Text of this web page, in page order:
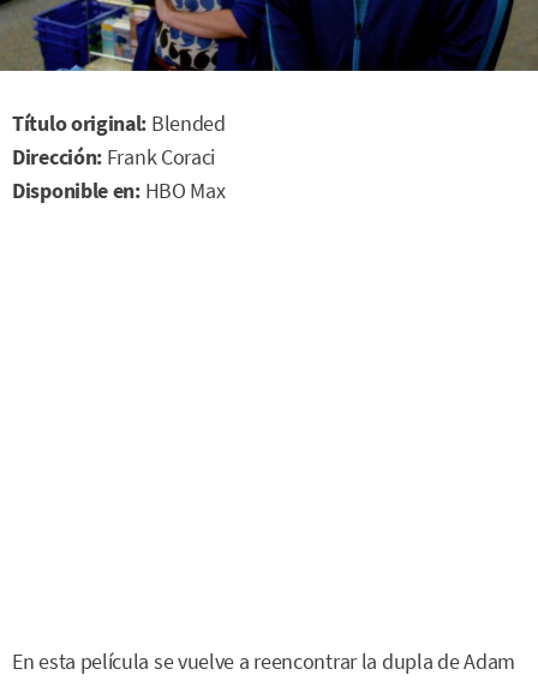
Título original: Blended
Dirección: Frank Coraci
Disponible en: HBO Max
En esta película se vuelve a reencontrar la dupla de Adam